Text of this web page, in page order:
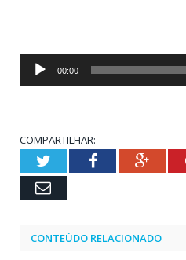
00:00
COMPARTILHAR:
TwitterFacebook
Email
CONTEÚDO RELACIONADO